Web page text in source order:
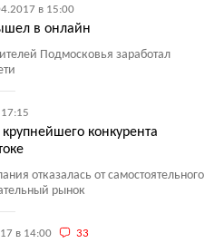
в 15:00
в онлайн
Подмосковья заработал
конкурента
отказалась от самостоятельного
рынок
в 14:00 33